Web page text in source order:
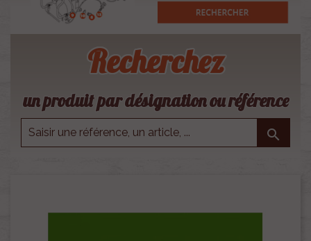
Recherchez
un produit par désignation ou référence
